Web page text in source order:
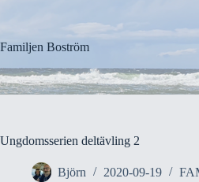
Familjen Boström
Ungdomsserien deltävling 2
Björn 2020-09-19